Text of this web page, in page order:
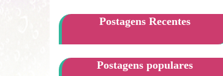
Postagens Recentes
Postagens populares